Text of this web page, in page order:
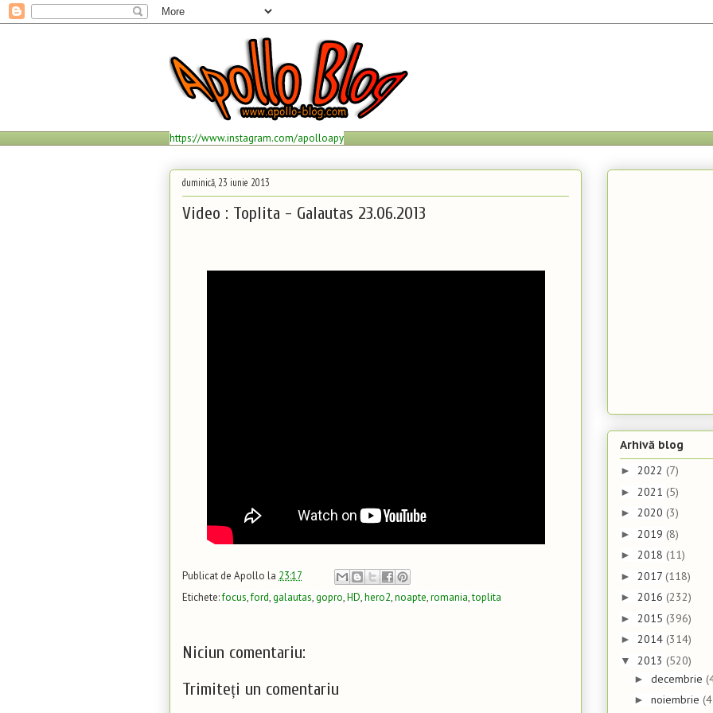
https://www.instagram.com/apolloapy
duminică, 23 iunie 2013
Video : Toplita - Galautas 23.06.2013
Publicat de Apollo la 23:17
Etichete:focus,ford,galautas,gopro,HD,hero2,noapte,romania,toplita
Niciun comentariu:
Trimiteți un comentariu
Arhivă blog
► 2022 (7)
► 2021 (5)
► 2020 (3)
► 2019 (8)
► 2018 (11)
► 2017 (118)
► 2016 (232)
► 2015 (396)
► 2014 (314)
▼ 2013 (520)
► decembrie
► noiembrie